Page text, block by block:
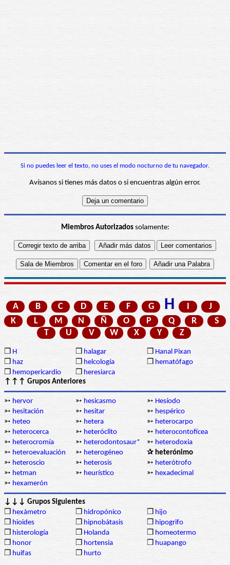
Si no puedes leer el texto, no uses el modo nocturno de tu navegador.
Avísanos si tienes más datos o si encuentras algún error.
Miembros Autorizadossolamente:
A B C D E F G H I
J
K
L M N Ñ O P Q R
S
T
U V W X Y Z
❒ H ❒ halagar ❒ Hanal Pixan
❒ haz ❒ helcología ❒ hematófago
❒ hemopericardio ❒ heresiarca
↑↑↑ Grupos Anteriores
➳ hervor ➳ hesicasmo ➳ Hesíodo
➳ hesitación ➳ hesitar ➳ hespérico
➳ heteo ➳ hetera ➳ heterocarpo
➳ heterocerca ➳ heteróclito ➳ heterocontofícea
➳ heterocromía ➳ heterodontosaur* ➳ heterodoxia
➳ heteroevaluación ➳ heterogéneo
✰ heterónimo
➳ heteroscio ➳ heterosis ➳ heterótrofo
➳ hetman ➳ heurístico ➳ hexadecimal
➳ hexamerón
↓↓↓ Grupos Siguientes
❒ hexámetro ❒ hidropónico ❒ hijo
❒ hioides ❒ hipnobátasis ❒ hipogrifo
❒ histerología ❒ Holanda ❒ homeotermo
❒ honor ❒ hortensia ❒ huapango
❒ huifas ❒ hurto